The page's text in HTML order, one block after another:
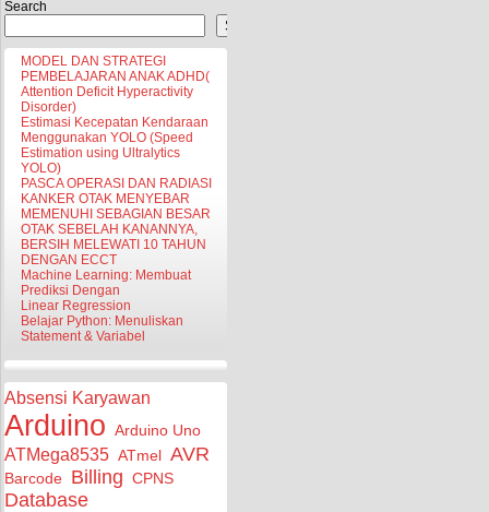
Search
Search
MODEL DAN STRATEGI
PEMBELAJARAN ANAK ADHD(
Attention Deficit Hyperactivity
Disorder)
Estimasi Kecepatan Kendaraan
Menggunakan YOLO (Speed
Estimation using Ultralytics
YOLO)
PASCA OPERASI DAN RADIASI
KANKER OTAK MENYEBAR
MEMENUHI SEBAGIAN BESAR
OTAK SEBELAH KANANNYA,
BERSIH MELEWATI 10 TAHUN
DENGAN ECCT
Machine Learning: Membuat
Prediksi Dengan
Linear Regression
Belajar Python: Menuliskan
Statement & Variabel
Absensi Karyawan
Arduino Arduino Uno
ATMega8535 ATmel AVR
Barcode Billing CPNS
Database